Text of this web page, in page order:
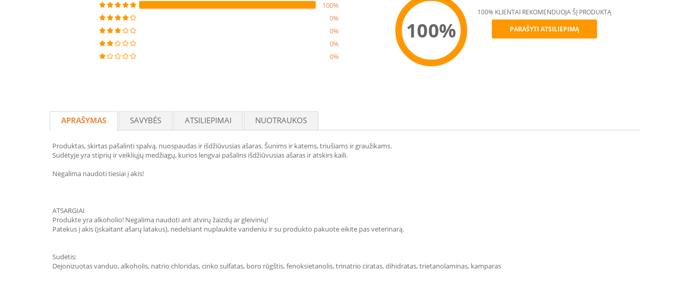
100%
0%
0%
0%
0%
100%
100% KLIENTAI REKOMENDUOJA ŠĮ PRODUKTĄ
PARAŠYTI ATSILIEPIMĄ
APRAŠYMAS SAVYBĖS ATSILIEPIMAI NUOTRAUKOS
Produktas, skirtas pašalinti spalvą, nuospaudas ir išdžiūvusias ašaras. Šunims ir katėms, triušiams ir graužikams.
Sudėtyje yra stiprių ir veikliųjų medžiagų, kurios lengvai pašalins išdžiūvusias ašaras ir atskirs kaili.
Negalima naudoti tiesiai į akis!
ATSARGIAI
Produkte yra alkoholio! Negalima naudoti ant atvirų žaizdų ar gleivinių!
Patekus į akis (įskaitant ašarų latakus), nedelsiant nuplaukite vandeniu ir su produkto pakuote eikite pas veterinarą.
Sudėtis:
Dejonizuotas vanduo, alkoholis, natrio chloridas, cinko sulfatas, boro rūgštis, fenoksietanolis, trinatrio ciratas, dihidratas, trietanolaminas, kamparas